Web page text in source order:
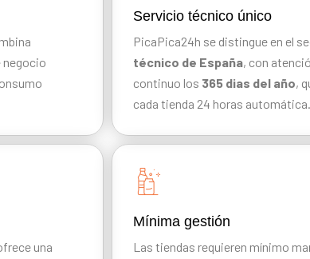
negocio
Servicio técnico único
PicaPica24h se distingue en el
técnico de España, con
continuo los 365 dias del año,
cada tienda 24 horas automática.
una
Mínima gestión
Las tiendas requieren mínimo